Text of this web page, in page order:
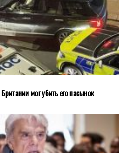
мог убить его пасынок